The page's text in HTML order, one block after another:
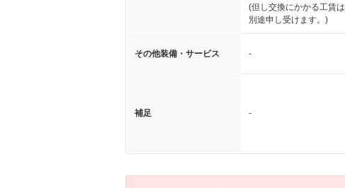
(但し交換にかかる工賃は
別途申し受けます。)
その他装備・サービス -
補足 -